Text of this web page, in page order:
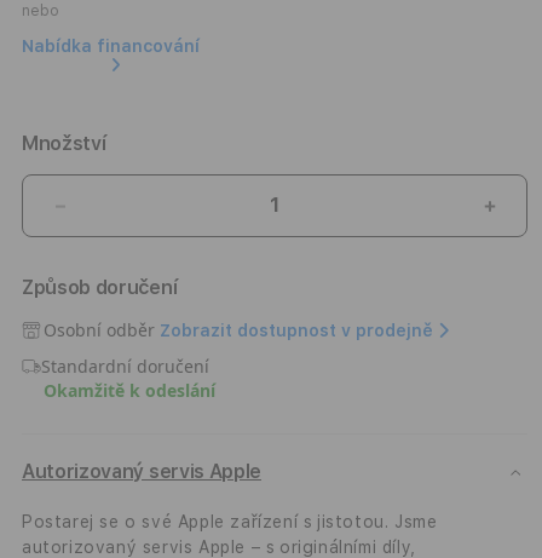
nebo
Nabídka financování
Množství
množství
Batoh
Thule
Subterra
2
(21
modrý
Způsob doručení
Osobní odběr Zobrazit dostupnost v prodejně
Standardní doručení
Okamžitě k odeslání
Autorizovaný servis Apple
Postarej se o své Apple zařízení s jistotou. Jsme
autorizovaný servis Apple – s originálními díly,